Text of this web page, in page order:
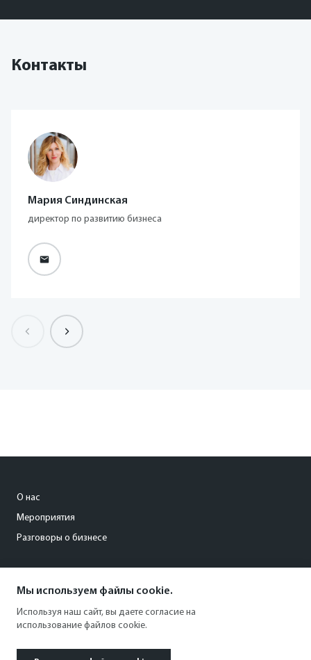
Контакты
Мария Синдинская
директор по развитию бизнеса
О нас
Мероприятия
Разговоры о бизнесе
+7 (495) 797-69-70
Мы используем файлы cookie.
Используя наш сайт, вы даете согласие на
использование файлов cookie.